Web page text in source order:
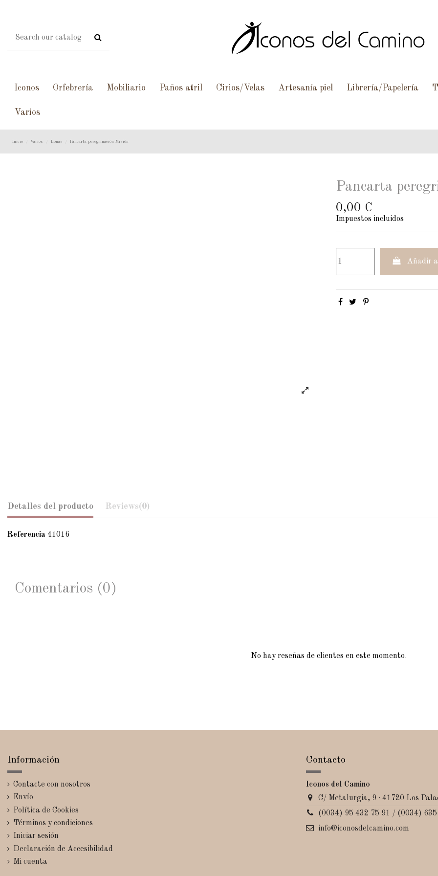
Iconos Orfebrería Mobiliario Paños atril Cirios/Velas Artesanía piel Librería/Papelería
Varios
Inicio Varios Lonas Pancarta peregrinación Misión
Pancarta
0,00 €
Impuestos incluidos
Añadir
Detalles del producto Reviews(0)
Referencia 41016
Comentarios (0)
No hay reseñas de clientes en este momento.
Información
Contacte con nosotros
Envío
Política de Cookies
Términos y condiciones
Iniciar sesión
Declaración de Accesibilidad
Mi cuenta
Contacto
Iconos del Camino
C/ Metalurgia, 9 · 41720 Los
(0034) 95 432 75 91 / (0034) 635
info@iconosdelcamino.com